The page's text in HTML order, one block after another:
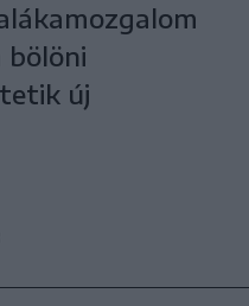
bölöni
új